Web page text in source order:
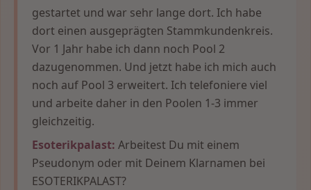
gestartet und war sehr lange dort. Ich habe
dort einen ausgeprägten Stammkundenkreis.
Vor 1 Jahr habe ich dann noch Pool 2
dazugenommen. Und jetzt habe ich mich auch
noch auf Pool 3 erweitert. Ich telefoniere viel
und arbeite daher in den Poolen 1-3 immer
gleichzeitig.
Esoterikpalast: Arbeitest Du mit einem
Pseudonym oder mit Deinem Klarnamen bei
ESOTERIKPALAST?